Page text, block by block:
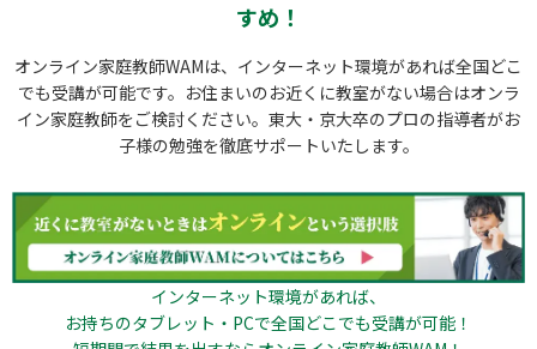
すめ！
オンライン家庭教師WAMは、インターネット環境があれば全国どこ
でも受講が可能です。 お住まいのお近くに教室がない場合はオンラ
イン家庭教師をご検討ください。 東大・京大卒のプロの指導者がお
子様の勉強を徹底サポートいたします。
インターネット環境があれば、
お持ちのタブレット・PCで全国どこでも受講が可能！